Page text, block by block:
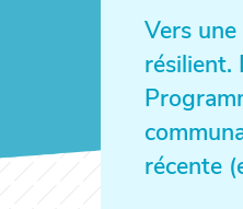
Vers
résilient.
récente